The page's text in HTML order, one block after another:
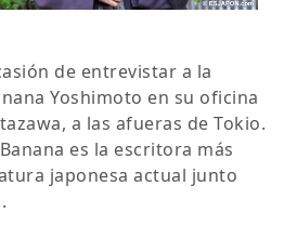
de entrevistar a la
Yoshimoto en su oficina
a las afueras de Tokio.
es la escritora más
japonesa actual junto